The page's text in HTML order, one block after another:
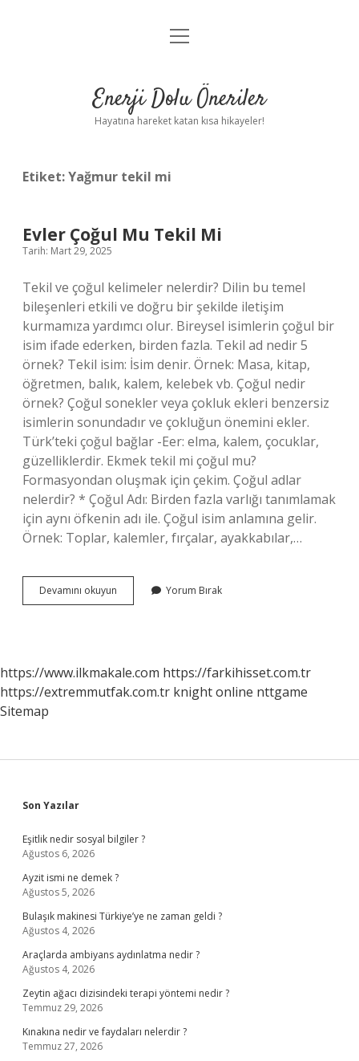
Anasayfa
Yasal Uyarı
menüyü
Enerji Dolu Öneriler
Hayatına hareket katan kısa hikayeler!
Etiket:Yağmur tekil mi
Evler Çoğul Mu Tekil Mi
Tarih: Mart 29, 2025
Tekil ve çoğul kelimeler nelerdir? Dilin bu temel
bileşenleri etkili ve doğru bir şekilde iletişim
kurmamıza yardımcı olur. Bireysel isimlerin çoğul bir
isim ifade ederken, birden fazla. Tekil ad nedir 5
örnek? Tekil isim: İsim denir. Örnek: Masa, kitap,
öğretmen, balık, kalem, kelebek vb. Çoğul nedir
örnek? Çoğul sonekler veya çokluk ekleri benzersiz
isimlerin sonundadır ve çokluğun önemini ekler.
Türk’teki çoğul bağlar -Eer: elma, kalem, çocuklar,
güzelliklerdir. Ekmek tekil mi çoğul mu?
Formasyondan oluşmak için çekim. Çoğul adlar
nelerdir? * Çoğul Adı: Birden fazla varlığı tanımlamak
için aynı öfkenin adı ile. Çoğul isim anlamına gelir.
Örnek: Toplar, kalemler, fırçalar, ayakkabılar,…
Devamını okuyun
Çoğul
Yorum Bırak
https://www.ilkmakale.com https://farkihisset.com.tr
https://extremmutfak.com.tr knight online nttgame
Sitemap
Sidebar
Son Yazılar
Eşitlik nedir sosyal bilgiler ?
Ağustos 6, 2026
Ayzit ismi ne demek ?
Ağustos 5, 2026
Bulaşık makinesi Türkiye’ye ne zaman geldi ?
Ağustos 4, 2026
Araçlarda ambiyans aydınlatma nedir ?
Ağustos 4, 2026
Zeytin ağacı dizisindeki terapi yöntemi nedir ?
Temmuz 29, 2026
Kınakına nedir ve faydaları nelerdir ?
Temmuz 27, 2026